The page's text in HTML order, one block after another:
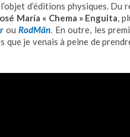
d’éditions physiques. Du
María « Chema » Enguita,
ou RodMän. En outre, les
je venais à peine de